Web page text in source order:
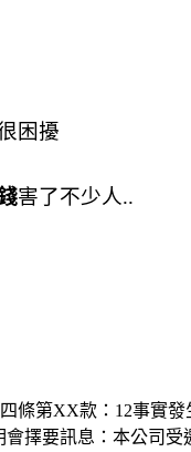
困擾
害了不少人..
條第XX款：12事實
擇要訊息：本公司